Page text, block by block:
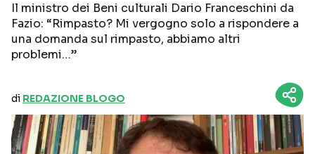
Il ministro dei Beni culturali Dario Franceschini da
Fazio: “Rimpasto? Mi vergogno solo a rispondere a
una domanda sul rimpasto, abbiamo altri
problemi…”
di REDAZIONE BLOGO